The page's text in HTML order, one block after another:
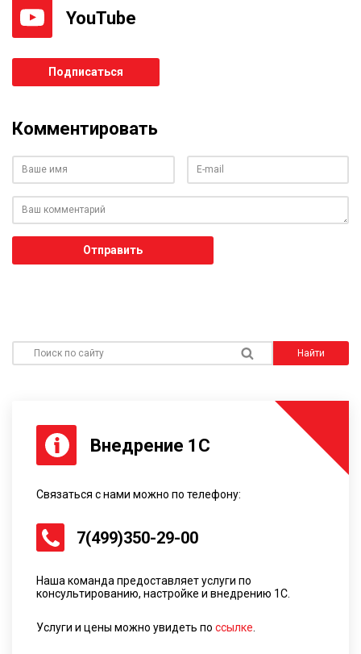
YouTube
Подписаться
Комментировать
Ваше имя Ваш e-mail
Ваш комментарий
Отправить
Поиск по сайту Найти
Внедрение 1С
Связаться с нами можно по телефону:
7(499)350-29-00
Наша команда предоставляет услуги по
консультированию, настройке и внедрению 1С.
Услуги и цены можно увидеть по ссылке